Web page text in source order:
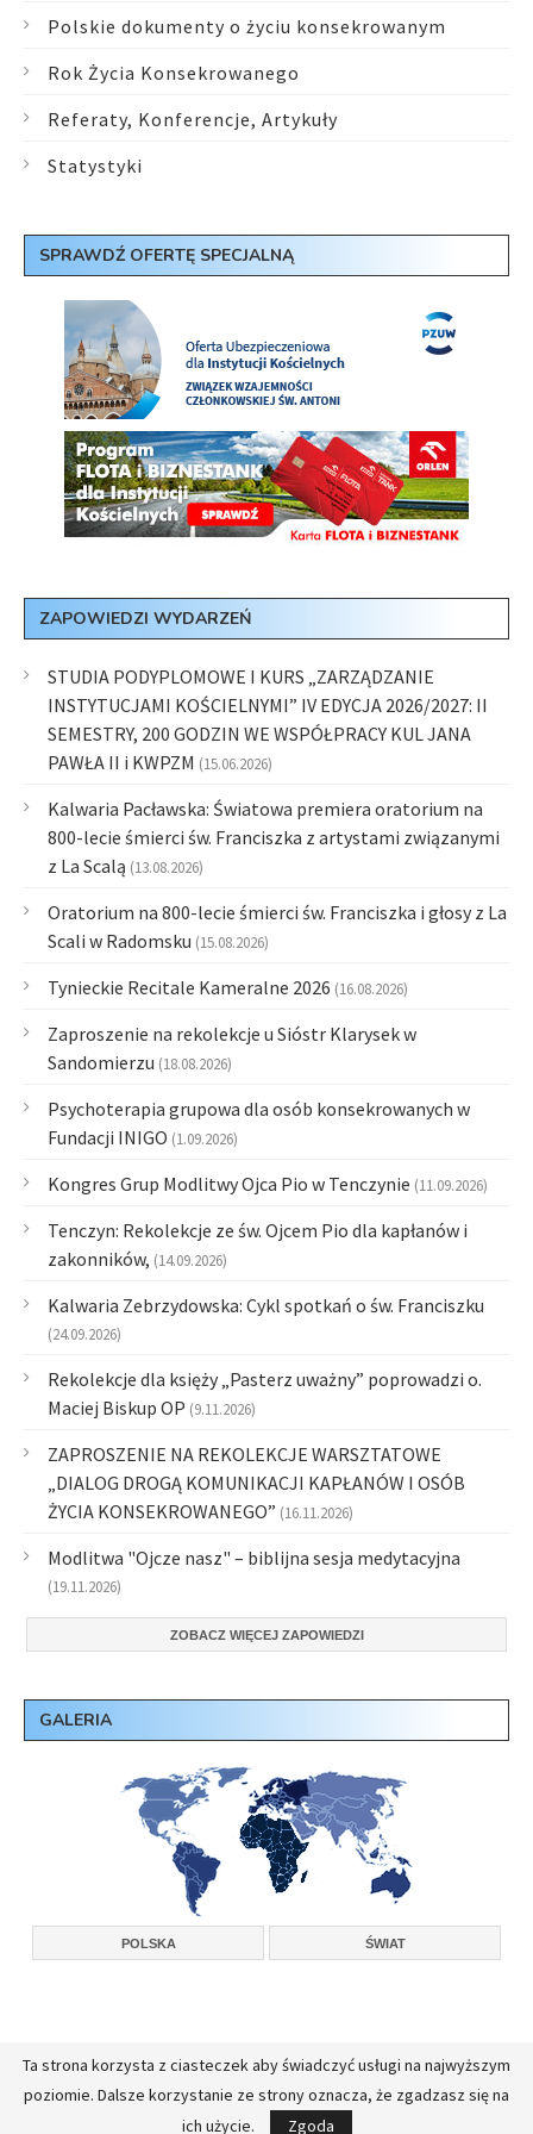
Polskie dokumenty o życiu konsekrowanym
Rok Życia Konsekrowanego
Referaty, Konferencje, Artykuły
Statystyki
SPRAWDŹ OFERTĘ SPECJALNĄ
ZAPOWIEDZI WYDARZEŃ
STUDIA PODYPLOMOWE I KURS „ZARZĄDZANIE
INSTYTUCJAMI KOŚCIELNYMI” IV EDYCJA 2026/2027: II
SEMESTRY, 200 GODZIN WE WSPÓŁPRACY KUL JANA
PAWŁA II i KWPZM (15.06.2026)
Kalwaria Pacławska: Światowa premiera oratorium na
800-lecie śmierci św. Franciszka z artystami związanymi
z La Scalą (13.08.2026)
Oratorium na 800-lecie śmierci św. Franciszka i głosy z La
Scali w Radomsku (15.08.2026)
Tynieckie Recitale Kameralne 2026 (16.08.2026)
Zaproszenie na rekolekcje u Sióstr Klarysek w
Sandomierzu (18.08.2026)
Psychoterapia grupowa dla osób konsekrowanych w
Fundacji INIGO (1.09.2026)
Kongres Grup Modlitwy Ojca Pio w Tenczynie (11.09.2026)
Tenczyn: Rekolekcje ze św. Ojcem Pio dla kapłanów i
zakonników, (14.09.2026)
Kalwaria Zebrzydowska: Cykl spotkań o św. Franciszku
(24.09.2026)
Rekolekcje dla księży „Pasterz uważny” poprowadzi o.
Maciej Biskup OP (9.11.2026)
ZAPROSZENIE NA REKOLEKCJE WARSZTATOWE
„DIALOG DROGĄ KOMUNIKACJI KAPŁANÓW I OSÓB
ŻYCIA KONSEKROWANEGO” (16.11.2026)
Modlitwa "Ojcze nasz" – biblijna sesja medytacyjna
(19.11.2026)
ZOBACZ WIĘCEJ ZAPOWIEDZI
GALERIA
POLSKA ŚWIAT
Copyright © 2026, Konferencja Wyższych Przełożonych Zakonów Męskich w
Polsce.
FullStackAdmin - opieka administracyjna nad serwerami
Ta strona korzysta z ciasteczek aby świadczyć usługi na najwyższym
poziomie. Dalsze korzystanie ze strony oznacza, że zgadzasz się na
ich użycie.
Zgoda